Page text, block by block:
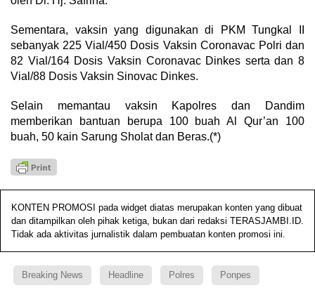
Sementara, vaksin yang digunakan di PKM Tungkal II
sebanyak 225 Vial/450 Dosis Vaksin Coronavac Polri dan
82 Vial/164 Dosis Vaksin Coronavac Dinkes serta dan 8
Vial/88 Dosis Vaksin Sinovac Dinkes.
Selain memantau vaksin Kapolres dan Dandim
memberikan bantuan berupa 100 buah Al Qur’an 100
buah, 50 kain Sarung Sholat dan Beras.(*)
KONTEN PROMOSI pada widget diatas merupakan konten yang dibuat
dan ditampilkan oleh pihak ketiga, bukan dari redaksi TERASJAMBI.ID.
Tidak ada aktivitas jurnalistik dalam pembuatan konten promosi ini.
Breaking News Headline Polres Ponpes